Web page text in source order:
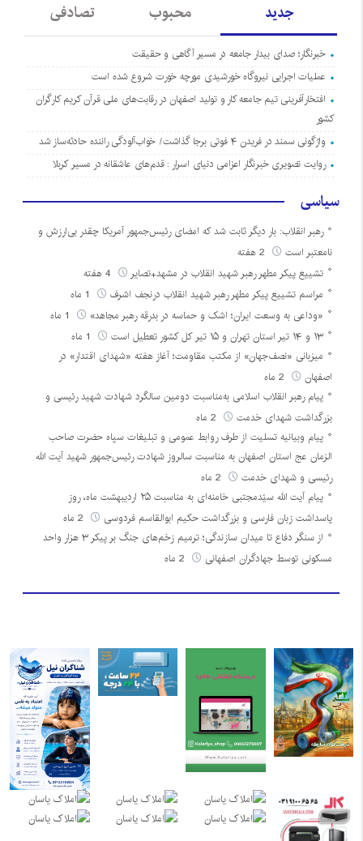
جدید محبوب تصادفی
خبرنگار؛ صدای بیدار جامعه در مسیر آگاهی و حقیقت
عملیات اجرایی نیروگاه خورشیدی مورچه خورت شروع شده است
افتخارآفرینی تیم جامعه کار و تولید اصفهان در رقابت‌های ملی قرآن کریم کارگران
کشور
واژگونی سمند در فریدن ۴ فوتی برجا گذاشت/ خواب‌آلودگی راننده حادثه‌ساز شد
روایت تصویری خبرنگار اعزامی دنیای اسرار : قدم‌های عاشقانه در مسیر کربلا
سیاسی
رهبر انقلاب: بار دیگر ثابت شد که امضای رئیس‌جمهور آمریکا چقدر بی‌ارزش و
نامعتبر است
تشییع پیکر مطهر رهبر شهید انقلاب در مشهد+تصایر
مراسم تشییع پیکر مطهر رهبر شهید انقلاب درنجف اشرف
«وداعی به وسعت ایران؛ اشک و حماسه در بدرقه رهبر مجاهد»
۱۳ و ۱۴ تیر استان تهران و ۱۵ تیر کل کشور تعطیل است
میزبانی «نصف‌جهان» از مکتب مقاومت؛ آغاز هفته «شهدای اقتدار» در
اصفهان
پیام رهبر انقلاب اسلامی به‌مناسبت دومین سالگرد شهادت شهید رئیسی و
بزرگداشت شهدای خدمت
پیام وبیانیه تسلیت از طرف روابط عمومی و تبلیغات سپاه حضرت صاحب
الزمان عج استان اصفهان به مناسبت سالروز شهادت رئیس‌جمهور شهید آیت الله
رئیسی و شهدای خدمت
پیام آیت الله سیّدمجتبی خامنه‌ای به مناسبت ۲۵ اردیبهشت ماه، روز
پاسداشت زبان فارسی و بزرگداشت حکیم ابوالقاسم فردوسی
از سنگر دفاع تا میدان سازندگی؛ ترمیم زخم‌های جنگ بر پیکر ۳ هزار واحد
مسکونی توسط جهادگران اصفهانی